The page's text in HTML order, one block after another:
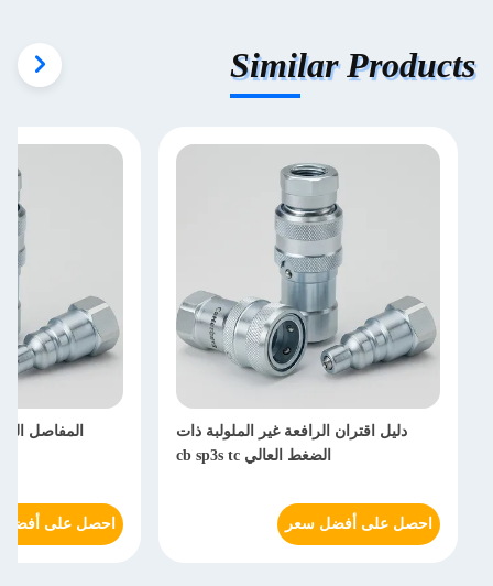
Similar Products
دليل اقتران الرافعة غير الملولبة ذات
الضغط العالي cb sp3s tc
احصل على أفضل سعر
المفاصل
احصل على